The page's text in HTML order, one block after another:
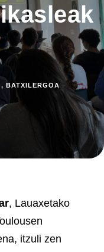
, BATXILERGOA
, Lauaxetako
itzuli zen